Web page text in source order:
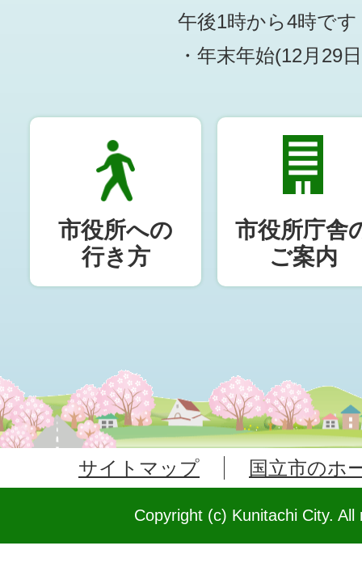
午後1時から4時です
・年末年始(12月29
市役所への
行き方
市役所庁舎
ご案内
サイトマップ 国立市のホ
Copyright (c) Kunitachi City.